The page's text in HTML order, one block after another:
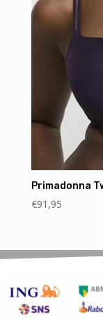
Primadonna
€91,95